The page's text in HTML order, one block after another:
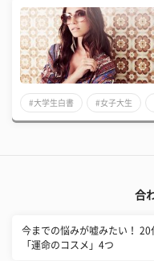
#大学生白書 #女子大生
合
今までの悩みが嘘みたい！
「運命のコスメ」4つ